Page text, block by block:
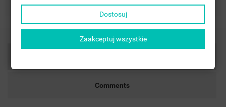
Comments
Dostosuj
Zaakceptuj wszystkie